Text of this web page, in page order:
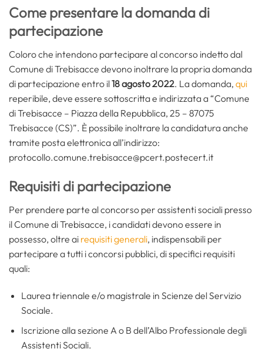
Come presentare la domanda di
partecipazione
Coloro che intendono partecipare al concorso indetto dal
Comune di Trebisacce devono inoltrare la propria domanda
di partecipazione entro il18 agosto 2022. La domanda,qui
reperibile, deve essere sottoscritta e indirizzata a “Comune
di Trebisacce – Piazza della Repubblica, 25 – 87075
Trebisacce (CS)”. È possibile inoltrare la candidatura anche
tramite posta elettronica all’indirizzo:
protocollo.comune.trebisacce@pcert.postecert.it
Requisiti di partecipazione
Per prendere parte al concorso per assistenti sociali presso
il Comune di Trebisacce, i candidati devono essere in
possesso, oltre ai requisiti generali, indispensabili per
partecipare a tutti i concorsi pubblici, di specifici requisiti
quali:
Laurea triennale e/o magistrale in Scienze del Servizio
Sociale.
Iscrizione alla sezione A o B dell’Albo Professionale degli
Assistenti Sociali.